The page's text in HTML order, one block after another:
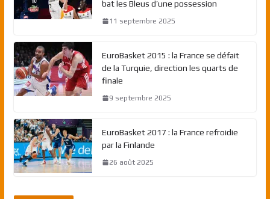
bat les Bleus d’une possession
11 septembre 2025
EuroBasket 2015 : la France se défait
de la Turquie, direction les quarts de
finale
9 septembre 2025
EuroBasket 2017 : la France refroidie
par la Finlande
26 août 2025